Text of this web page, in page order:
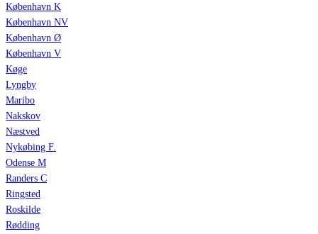
København K
København NV
København Ø
København V
Køge
Lyngby
Maribo
Nakskov
Næstved
Nykøbing F.
Odense M
Randers C
Ringsted
Roskilde
Rødding